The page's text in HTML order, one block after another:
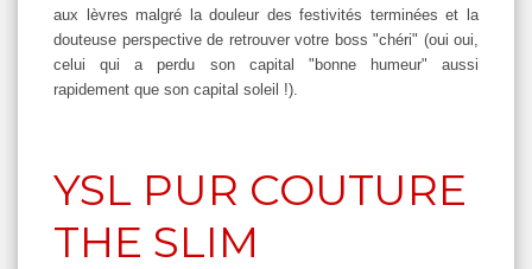
aux lèvres malgré la douleur des festivités terminées et la
douteuse perspective de retrouver votre boss "chéri" (oui oui,
celui qui a perdu son capital "bonne humeur" aussi
rapidement que son capital soleil !).
YSL PUR COUTURE
THE SLIM